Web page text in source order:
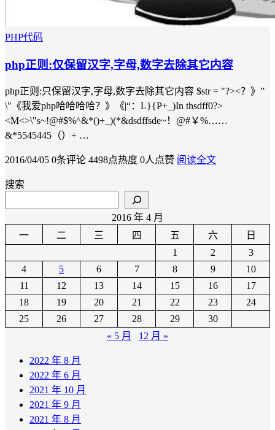
PHP代码
php正则:仅保留汉字,字母,数字去除其它内容
php正则:只保留汉字,字母,数字去除其它内容 $str = "?><？》”
\"《我爱php哈哈哈哈？》《|“：L}{P+_)In thsdff0?>
<M<>\"s~!@#$%^&*()+_)(*&dsdffsde~！@#￥%……
&*5545445（）+ …
2016/04/05 0条评论 4498点热度 0人点赞 阅读全文
搜索
2016 年 4 月
一
二 三 四 五 六
日
1
2
3
4
5 6 7 8 9
10
11
12 13 14 15 16
17
18
19 20 21 22 23
24
25
26 27 28 29
30
« 5 月
12 月 »
2022 年 8 月
2022 年 6 月
2021 年 10 月
2021 年 9 月
2021 年 8 月